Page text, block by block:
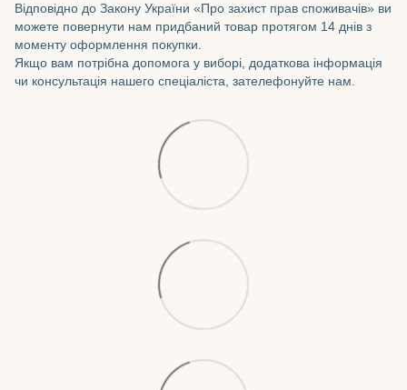
Відповідно до Закону України «Про захист прав споживачів» ви
можете повернути нам придбаний товар протягом 14 днів з
моменту оформлення покупки.
Якщо вам потрібна допомога у виборі, додаткова інформація
чи консультація нашего спеціаліста, зателефонуйте нам.